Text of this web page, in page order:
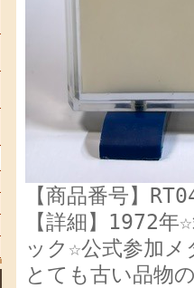
【商品番号】
【詳細】1972
ック☆公式参加
とても古い品物